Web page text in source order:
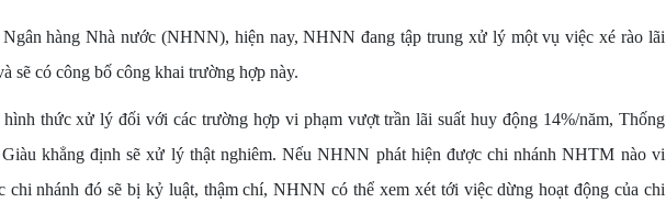
hàng Nhà nước (NHNN), hiện nay, NHNN đang tập trung xử lý một vụ việc xé rào lãi
sẽ có công bố công khai trường hợp này.
thức xử lý đối với các trường hợp vi phạm vượt trần lãi suất huy động 14%/năm, Thống
khẳng định sẽ xử lý thật nghiêm. Nếu NHNN phát hiện được chi nhánh NHTM nào vi
chi nhánh đó sẽ bị kỷ luật, thậm chí, NHNN có thể xem xét tới việc dừng hoạt động của chi